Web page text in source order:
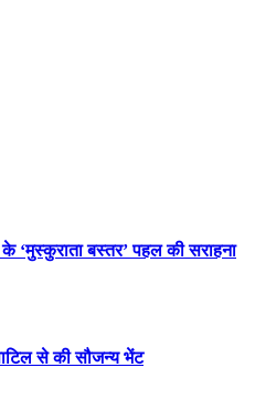
‘मुस्कुराता बस्तर’ पहल की सराहना
से की सौजन्य भेंट